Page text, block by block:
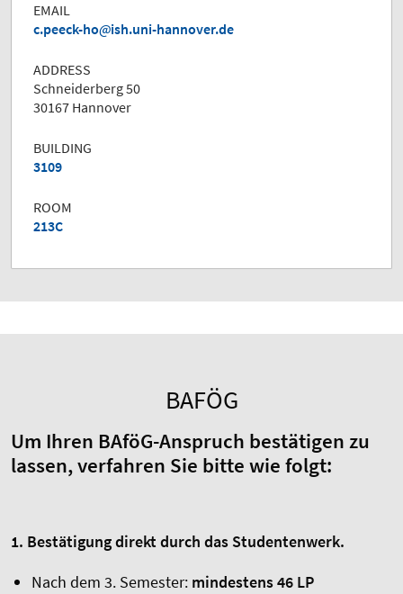
EMAIL
c.peeck-ho
ish.uni-hannover.de
ADDRESS
Schneiderberg 50
30167 Hannover
BUILDING
3109
ROOM
213C
BAFÖG
Um Ihren BAföG-Anspruch bestätigen zu
lassen, verfahren Sie bitte wie folgt:
1. Bestätigung direkt durch das Studentenwerk.
Nach dem 3. Semester: mindestens 46 LP